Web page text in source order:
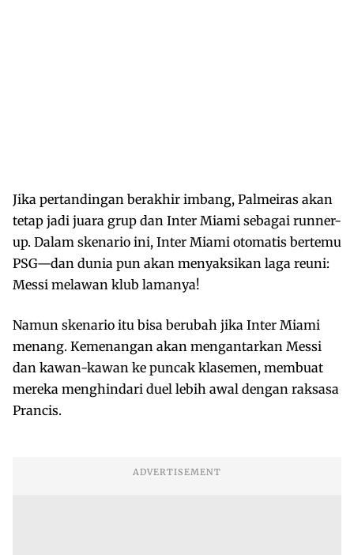
Jika pertandingan berakhir imbang, Palmeiras akan
tetap jadi juara grup dan Inter Miami sebagai runner-
up. Dalam skenario ini, Inter Miami otomatis bertemu
PSG—dan dunia pun akan menyaksikan laga reuni:
Messi melawan klub lamanya!
Namun skenario itu bisa berubah jika Inter Miami
menang. Kemenangan akan mengantarkan Messi
dan kawan-kawan ke puncak klasemen, membuat
mereka menghindari duel lebih awal dengan raksasa
Prancis.